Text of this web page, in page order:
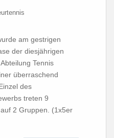
am gestrigen
der diesjährigen
Tennis
überraschend
des
treten 9
2 Gruppen. (1x5er